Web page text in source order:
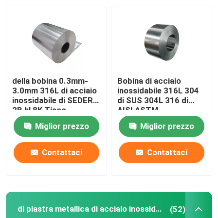
Giro della fabbrica
Controllo di qualità
Contattici
Richieda una citazione
Bobina di acciaio inossidabile di Tisco
Strato del piatto di acciaio al carbonio
della bobina 0.3mm-
3.0mm 316L di acciaio
inossidabile di SEDERE
2B hl 8K Tisco
Miglior prezzo
Contattaci
Bobina di acciaio
inossidabile 316L 304
di SUS 304L 316 di
AISI ASTM
Miglior prezzo
Contattaci
di piastra metallica di acciaio inossidabile (52)